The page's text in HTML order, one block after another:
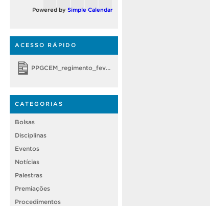
Powered by Simple Calendar
ACESSO RÁPIDO
PPGCEM_regimento_fevereiro 2018
CATEGORIAS
Bolsas
Disciplinas
Eventos
Notícias
Palestras
Premiações
Procedimentos